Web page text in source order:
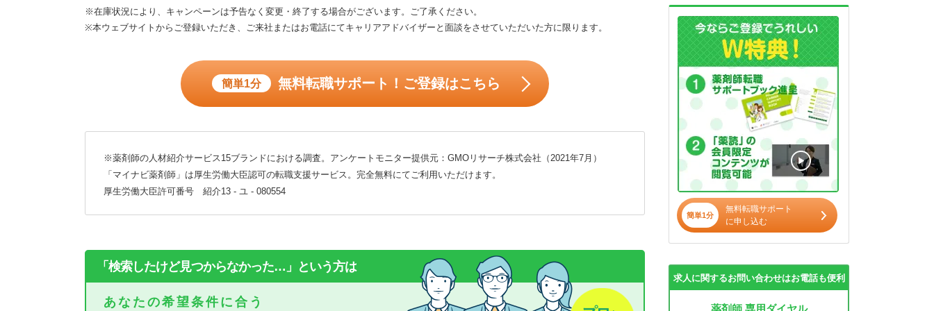
※在庫状況により、キャンペーンは予告なく変更・終了する場合がございます。ご了承ください。
※本ウェブサイトからご登録いただき、ご来社またはお電話にてキャリアアドバイザーと面談をさせていただいた方に限ります。
簡単1分 無料転職サポート！ご登録はこちら
※薬剤師の人材紹介サービス15ブランドにおける調査。アンケートモニター提供元：GMOリサーチ株式会社（2021年7月）
「マイナビ薬剤師」は厚生労働大臣認可の転職支援サービス。完全無料にてご利用いただけます。
厚生労働大臣許可番号 紹介13 - ユ - 080554
「検索したけど見つからなかった…」という方は
あなたの希望条件に合う
簡単1分
無料転職サポート
に申し込む
求人に関するお問い合わせはお電話も便利
薬剤師 専用ダイヤル